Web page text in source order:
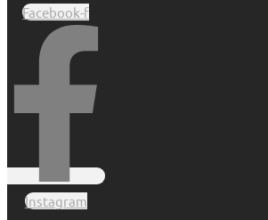
Facebook-f
Instagram